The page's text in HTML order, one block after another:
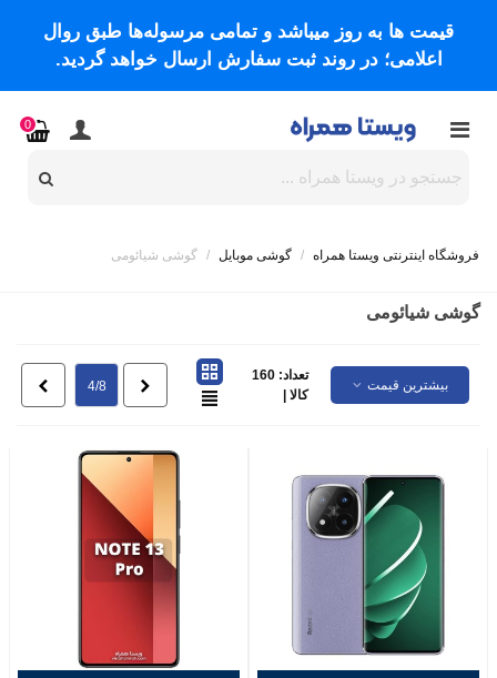
قیمت ها به روز میباشد و تمامی مرسوله‌ها طبق روال
اعلامی؛ در روند ثبت سفارش ارسال خواهد گردید.
0
فروشگاه اینترنتی ویستا همراه / گوشی موبایل / گوشی شیائومی
گوشی شیائومی
بیشترین قیمت
تعداد: 160
کالا |
4/8